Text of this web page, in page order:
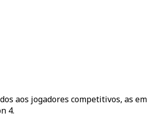
aos jogadores competitivos, as
4.